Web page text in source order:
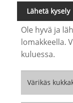
Lähetä kysely
Ole hyvä ja
lomakkeella.
kuluessa.